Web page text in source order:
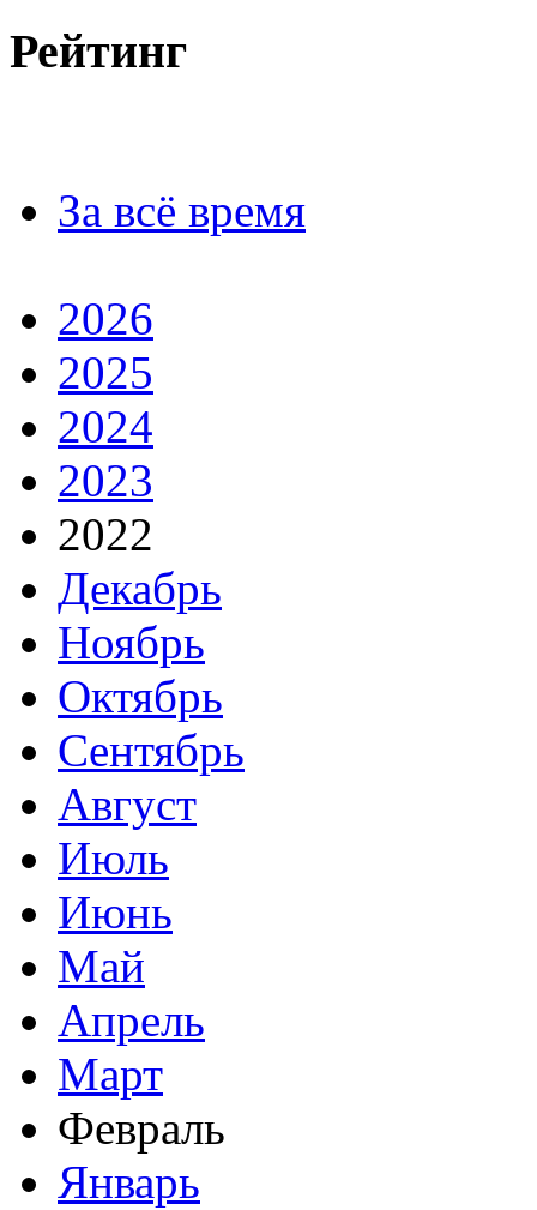
Рейтинг
За всё время
2026
2025
2024
2023
2022
Декабрь
Ноябрь
Октябрь
Сентябрь
Август
Июль
Июнь
Май
Апрель
Март
Февраль
Январь